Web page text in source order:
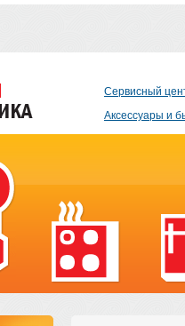
Сервисный
Аксессуары и